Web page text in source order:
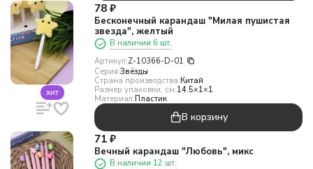
хит
78 ₽
Бесконечный карандаш "Милая пушистая
звезда", желтый
В наличии 6 шт.
Артикул:Z-10366-D-01
Серия:Звёзды
Страна производства:Китай
Размер упаковки, см:14.5×1×1
Материал:Пластик
В корзину
71 ₽
Вечный карандаш "Любовь", микс
В наличии 12 шт.